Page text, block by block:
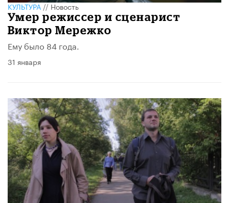
КУЛЬТУРА//Новость
Умер режиссер и сценарист
Виктор Мережко
Ему было 84 года.
31 января